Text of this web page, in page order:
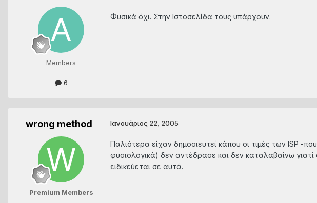
Members
6
Φυσικά όχι. Στην Ιστοσελίδα τους υπάρχουν.
wrong method
Premium Members
Ιανουάριος 22, 2005
Παλιότερα είχαν δημοσιευτεί κάπου οι τιμές των ISP -
φυσιολογικά) δεν αντέδρασε και δεν καταλαβαίνω
ειδικεύεται σε αυτά.